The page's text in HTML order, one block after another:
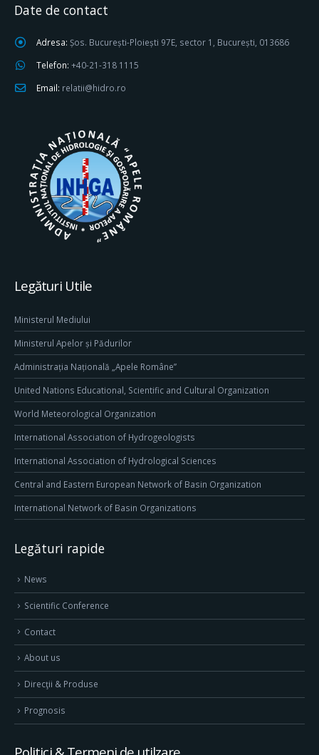
Date de contact
Adresa: Șos. București-Ploiești 97E, sector 1, București, 013686
Telefon: +40-21-318 1115
Email: relatii@hidro.ro
Legături Utile
Ministerul Mediului
Ministerul Apelor și Pădurilor
Administrația Națională „Apele Române”
United Nations Educational, Scientific and Cultural Organization
World Meteorological Organization
International Association of Hydrogeologists
International Association of Hydrological Sciences
Central and Eastern European Network of Basin Organization
International Network of Basin Organizations
Legături rapide
News
Scientific Conference
Contact
About us
Direcţii & Produse
Prognosis